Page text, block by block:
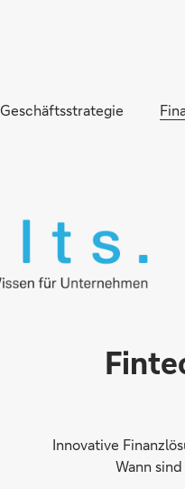
Geschäftsstrategie
Innovative
Wann